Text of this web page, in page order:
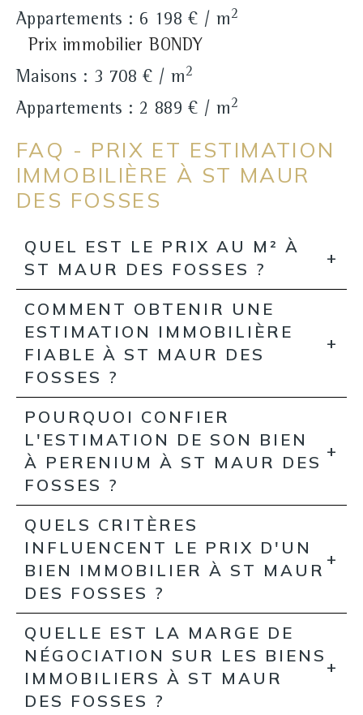
Appartements : 6 198 € / m2
Prix immobilier BONDY
Maisons : 3 708 € / m2
Appartements : 2 889 € / m2
FAQ - PRIX ET ESTIMATION
IMMOBILIÈRE À ST MAUR
DES FOSSES
QUEL EST LE PRIX AU M² À
ST MAUR DES FOSSES ?
COMMENT OBTENIR UNE
ESTIMATION IMMOBILIÈRE
FIABLE À ST MAUR DES
FOSSES ?
POURQUOI CONFIER
L'ESTIMATION DE SON BIEN
À PERENIUM À ST MAUR DES
FOSSES ?
QUELS CRITÈRES
INFLUENCENT LE PRIX D'UN
BIEN IMMOBILIER À ST MAUR
DES FOSSES ?
QUELLE EST LA MARGE DE
NÉGOCIATION SUR LES BIENS
IMMOBILIERS À ST MAUR
DES FOSSES ?